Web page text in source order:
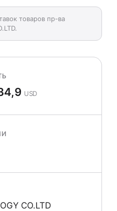
товаров пр-ва
USD
CO.LTD